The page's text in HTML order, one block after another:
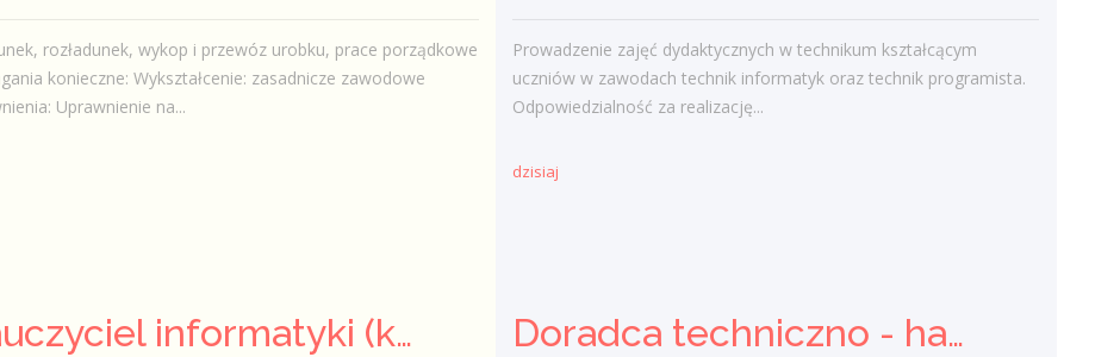
dzisiaj
ogólnego dla technikum. Udział w
rozładunek, wykop i przewóz urobku, prace porządkowe
konieczne: Wykształcenie: zasadnicze zawodowe
Uprawnienie na...
Prowadzenie zajęć dydaktycznych w technikum kształcącym
uczniów w zawodach technik informatyk oraz technik programista.
Odpowiedzialność za realizację...
dzisiaj
Nauczyciel informatyki (k/m) Doradca techniczno - handlowy (K/M)